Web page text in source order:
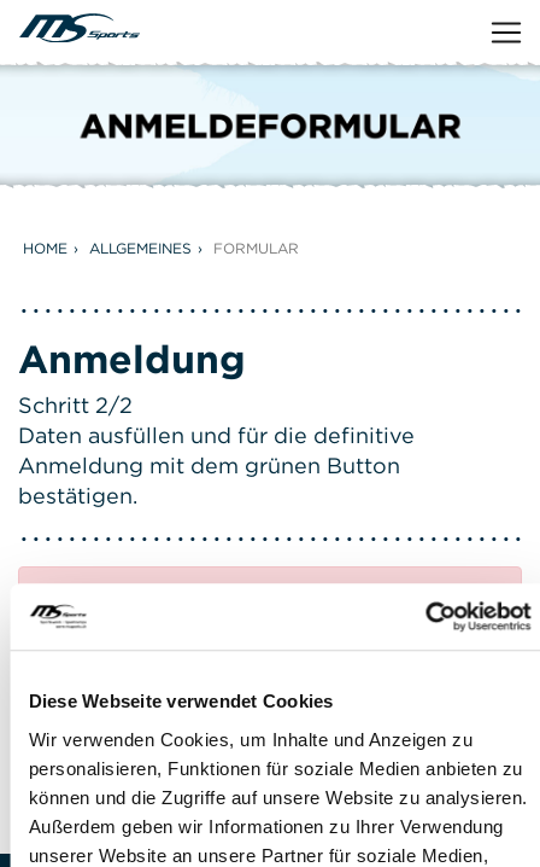
Diese Webseite verwendet Cookies
Wir verwenden Cookies, um Inhalte und Anzeigen zu
personalisieren, Funktionen für soziale Medien anbieten zu
können und die Zugriffe auf unsere Website zu analysieren.
Außerdem geben wir Informationen zu Ihrer Verwendung
unserer Website an unsere Partner für soziale Medien,
HOME ALLGEMEINES FORMULAR
Anmeldung
Schritt 2/2
Daten ausfüllen und für die definitive
Anmeldung mit dem grünen Button
bestätigen.
Anlass gefunden werden
E-Mail: info@mssports.ch